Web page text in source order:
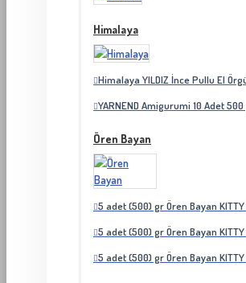
Himalaya
Himalaya YILDIZ İnce Pullu El
YARNEND Amigurumi 10 Adet
Ören Bayan
5 adet (500) gr Ören Bayan
5 adet (500) gr Ören Bayan
5 adet (500) gr Ören Bayan